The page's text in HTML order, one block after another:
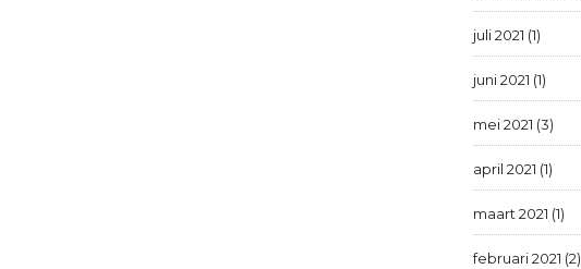
juli 2021 (1)
juni 2021 (1)
mei 2021 (3)
april 2021 (1)
maart 2021 (1)
februari 2021 (2)